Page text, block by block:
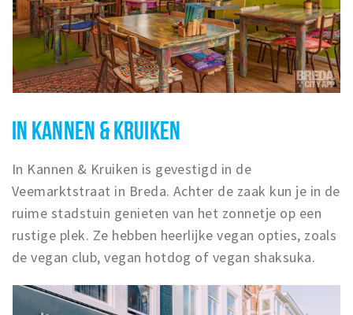
IN KANNEN & KRUIKEN
In Kannen & Kruiken is gevestigd in de
Veemarktstraat in Breda. Achter de zaak kun je in de
ruime stadstuin genieten van het zonnetje op een
rustige plek. Ze hebben heerlijke vegan opties, zoals
de vegan club, vegan hotdog of vegan shaksuka.